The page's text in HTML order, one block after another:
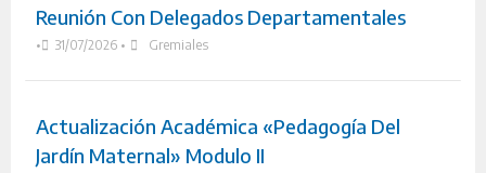
Reunión Con Delegados Departamentales
• 31/07/2026 • Gremiales
Actualización Académica «Pedagogía Del
Jardín Maternal» Modulo II